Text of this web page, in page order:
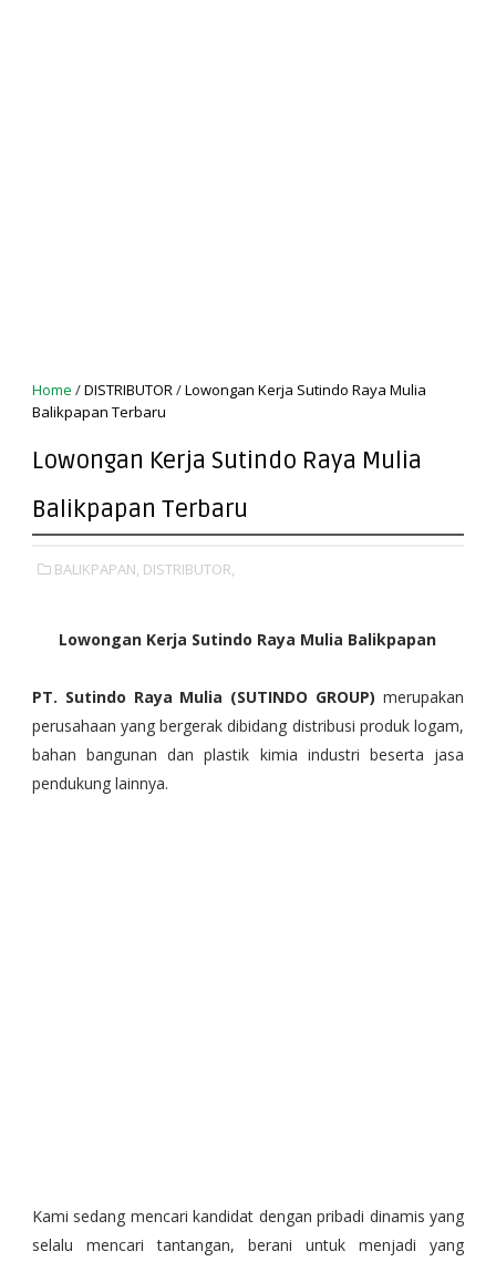
Home /DISTRIBUTOR/Lowongan Kerja Sutindo Raya Mulia
Balikpapan Terbaru
Lowongan Kerja Sutindo Raya Mulia
Balikpapan Terbaru
BALIKPAPAN, DISTRIBUTOR,
Lowongan Kerja Sutindo Raya Mulia Balikpapan
PT. Sutindo Raya Mulia (SUTINDO GROUP)merupakan
perusahaan yang bergerak dibidang distribusi produk logam,
bahan bangunan dan plastik kimia industri beserta jasa
pendukung lainnya.
Kami sedang mencari kandidat dengan pribadi dinamis yang
selalu mencari tantangan, berani untuk menjadi yang